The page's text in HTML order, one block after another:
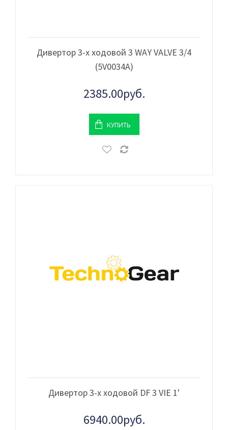
Дивертор 3-х ходовой 3 WAY VALVE 3/4
(5V0034A)
2385.00руб.
КУПИТЬ
Дивертор 3-х ходовой DF 3 VIE 1'
6940.00руб.